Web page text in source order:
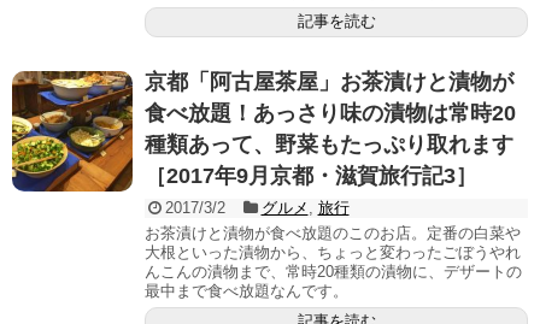
記事を読む
京都「阿古屋茶屋」お茶漬けと漬物が
食べ放題！あっさり味の漬物は常時20
種類あって、野菜もたっぷり取れます
［2017年9月京都・滋賀旅行記3］
2017/3/2 グルメ
旅行
お茶漬けと漬物が食べ放題のこのお店。定番の白菜や
大根といった漬物から、ちょっと変わったごぼうやれ
んこんの漬物まで、常時20種類の漬物に、デザートの
最中まで食べ放題なんです。